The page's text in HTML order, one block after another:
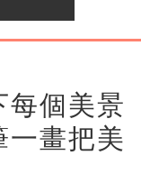
每個美景
一畫把美